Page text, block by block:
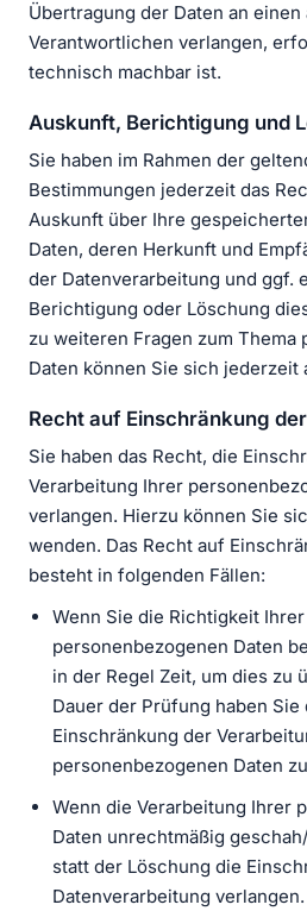
Übertragung der Daten an einen
Verantwortlichen verlangen,
technisch machbar ist.
Auskunft, Berichtigung und
Sie haben im Rahmen der
Bestimmungen jederzeit das
Auskunft über Ihre
Daten, deren Herkunft und
der Datenverarbeitung und ggf.
Berichtigung oder Löschung
zu weiteren Fragen zum Thema
Daten können Sie sich jederzeit
Recht auf Einschränkung
Sie haben das Recht, die
Verarbeitung Ihrer
verlangen. Hierzu können Sie
wenden. Das Recht auf
besteht in folgenden Fällen:
Wenn Sie die Richtigkeit
personenbezogenen Daten
in der Regel Zeit, um dies zu
Dauer der Prüfung haben Sie
Einschränkung der
personenbezogenen Daten
Wenn die Verarbeitung Ihrer
Daten unrechtmäßig
statt der Löschung die
Datenverarbeitung verlangen.